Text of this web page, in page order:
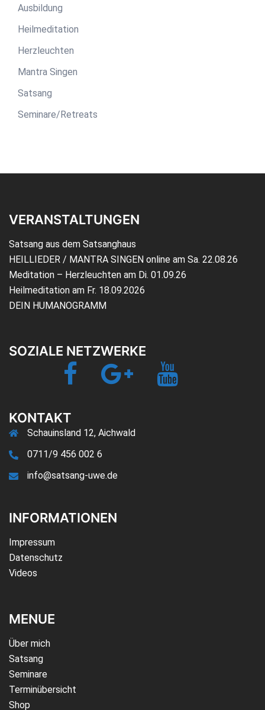
Ausbildung
Heilmeditation
Herzleuchten
Mantra Singen
Satsang
Seminare/Retreats
VERANSTALTUNGEN
Satsang aus dem Satsanghaus
HEILLIEDER / MANTRA SINGEN online am Sa. 22.08.26
Meditation – Herzleuchten am Di. 01.09.26
Heilmeditation am Fr. 18.09.2026
DEIN HUMANOGRAMM
SOZIALE NETZWERKE
Facebook Google+
KONTAKT
Schauinsland 12, Aichwald
0711/9 456 002 6
info@satsang-uwe.de
INFORMATIONEN
Impressum
Datenschutz
Videos
MENUE
Über mich
Satsang
Seminare
Terminübersicht
Shop